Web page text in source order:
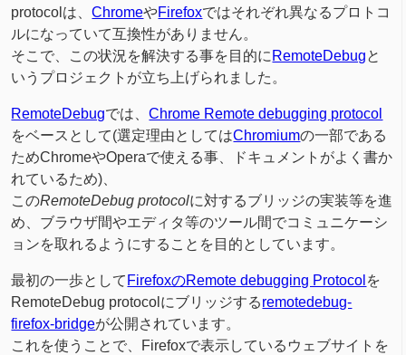
protocolは、ChromeやFirefoxではそれぞれ異なるプロトコ
ルになっていて互換性がありません。
そこで、この状況を解決する事を目的に RemoteDebugと
いうプロジェクトが立ち上げられました。
RemoteDebugでは、Chrome Remote debugging protocol
をベースとして(選定理由としてはChromiumの一部である
ためChromeやOperaで使える事、ドキュメントがよく書か
れているため)、
このRemoteDebug protocolに対するブリッジの実装等を進
め、ブラウザ間やエディタ等のツール間でコミュニケーシ
ョンを取れるようにすることを目的としています。
最初の一歩として FirefoxのRemote debugging Protocol を
RemoteDebug protocolにブリッジするremotedebug-
firefox-bridgeが公開されています。
これを使うことで、Firefoxで表示しているウェブサイトを